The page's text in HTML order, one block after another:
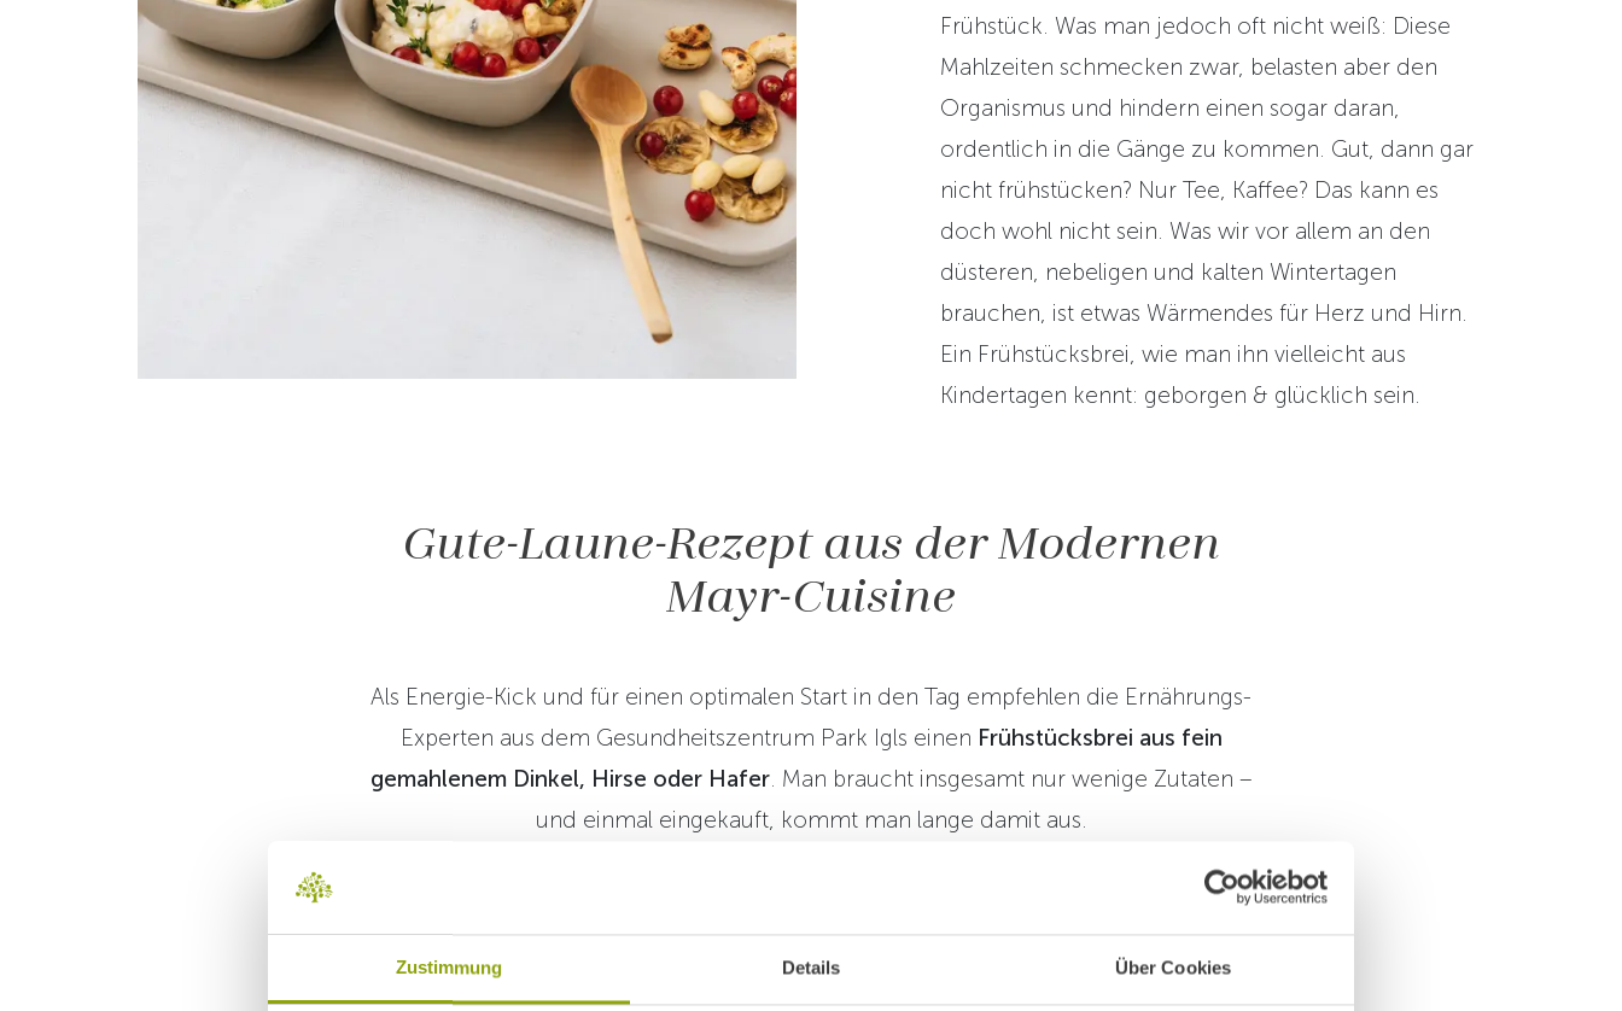
Zustimmung Details Über Cookies
Frühstück. Was man jedoch oft nicht weiß: Diese
Mahlzeiten schmecken zwar, belasten aber den
Organismus und hindern einen sogar daran,
ordentlich in die Gänge zu kommen. Gut, dann gar
nicht frühstücken? Nur Tee, Kaffee? Das kann es
doch wohl nicht sein. Was wir vor allem an den
düsteren, nebeligen und kalten Wintertagen
brauchen, ist etwas Wärmendes für Herz und Hirn.
Ein Frühstücksbrei, wie man ihn vielleicht aus
Kindertagen kennt: geborgen & glücklich sein.
Gute-Laune-Rezept aus der Modernen
Mayr-Cuisine
Als Energie-Kick und für einen optimalen Start in den Tag empfehlen die Ernährungs-
Experten aus dem Gesundheitszentrum Park Igls einen Frühstücksbrei aus fein
gemahlenem Dinkel, Hirse oder Hafer. Man braucht insgesamt nur wenige Zutaten –
und einmal eingekauft, kommt man lange damit aus.
Versuchen Sie zur Abwechslung einmal Gofio. Dieses geröstete, gemahlene